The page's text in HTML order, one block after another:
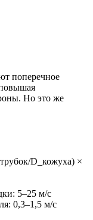
поперечное
Но это же
D_кожуха) ×
5–25 м/с
0,3–1,5 м/с